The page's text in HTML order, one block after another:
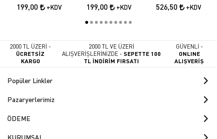
199,00 +KDV 199,00 +KDV 526,50 +KDV
2000 TL ÜZERİ -
ÜCRETSİZ
KARGO
2000 TL VE ÜZERİ
ALIŞVERİŞLERİNİZDE -SEPETTE 100
TL İNDİRİM FIRSATI
GÜVENLİ -
ONLINE
ALIŞVERİŞ
Popüler Linkler
Pazaryerlerimiz
ÖDEME